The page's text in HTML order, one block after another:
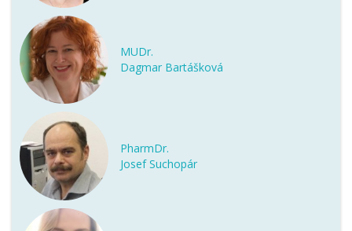
MUDr.
Dagmar Bartášková
PharmDr.
Josef Suchopár